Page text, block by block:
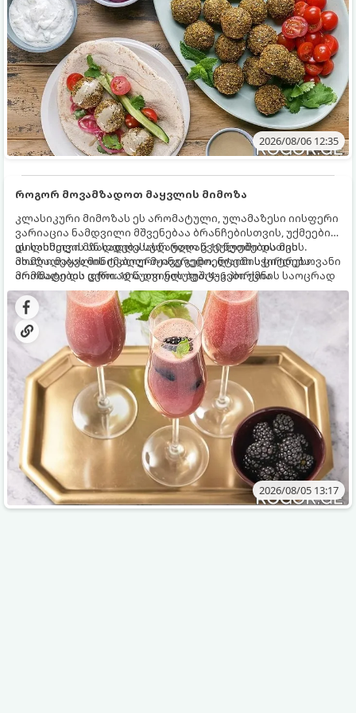
2026/08/06 12:35
როგორ მოვამზადოთ მაყვლის მიმოზა
კლასიკური მიმოზას ეს არომატული, ულამაზესი იისფერი
ვარიაცია ნამდვილი მშვენებაა ბრანჩებისთვის, უქმეების
დილისთვის ან სადღესასწაულო წვეულებებისთვის.
ახალი მაყვლის ტკბილ-მჟავე გემო, ლაიმის ციტრუსოვანი
არომატი და ცქრიალა ღვინის ბუშტუკები ქმნის საოცრად
დახვეწილ და მაგრილებელ კოქტეილს.
ეს სასმელი მზადდება სულ რაღაც 10 წუთში და მის
მომზადებას მინიმალური ინგრედიენტები სჭირდება.
მომზადების დრო: 10 წუთი ულუფა: 4–6 პორცია
2026/08/05 13:17